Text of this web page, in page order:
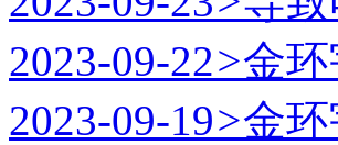
2023-09-22>金
2023-09-19>金